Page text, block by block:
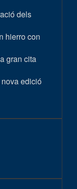
dels
hierro con
gran cita
nova edició